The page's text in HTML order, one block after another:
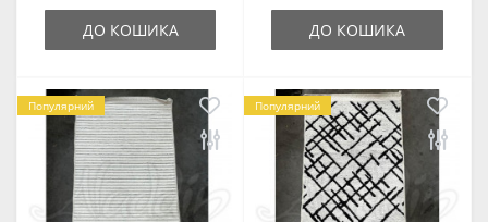
ДО КОШИКА ДО КОШИКА
Популярний Популярний